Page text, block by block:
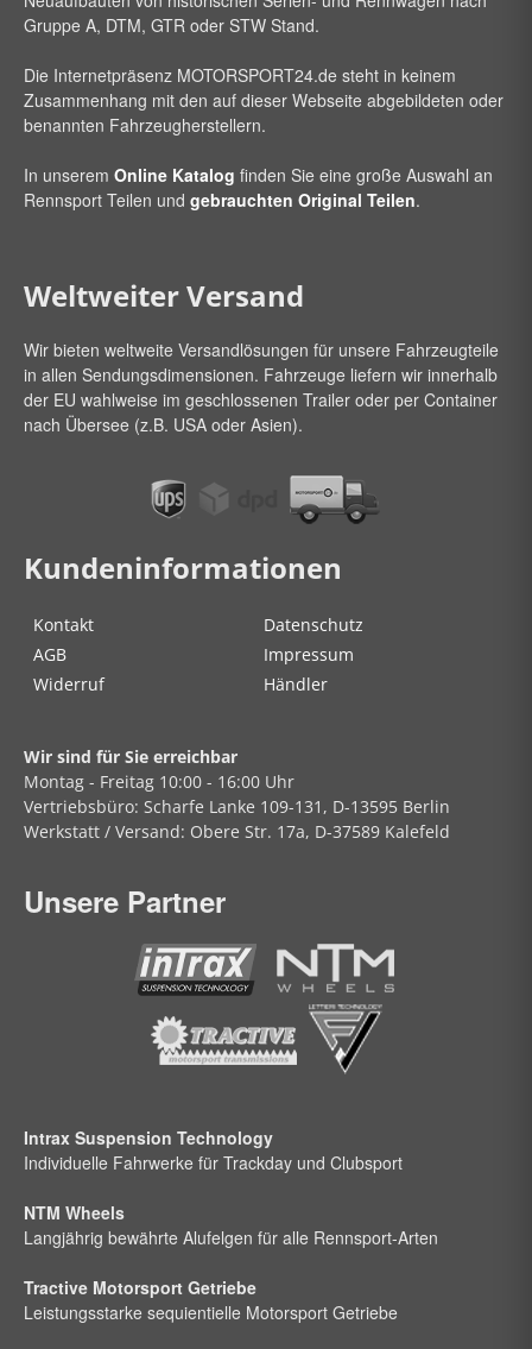
Gruppe A, DTM, GTR oder STW Stand.
Die Internetpräsenz MOTORSPORT24.de steht in keinem
Zusammenhang mit den auf dieser Webseite abgebildeten oder
benannten Fahrzeugherstellern.
In unserem Online Katalog finden Sie eine große Auswahl an
Rennsport Teilen und gebrauchten Original Teilen.
Weltweiter Versand
Wir bieten weltweite Versandlösungen für unsere Fahrzeugteile
in allen Sendungsdimensionen. Fahrzeuge liefern wir innerhalb
der EU wahlweise im geschlossenen Trailer oder per Container
nach Übersee (z.B. USA oder Asien).
Kundeninformationen
Kontakt
Datenschutz
AGB
Impressum
Widerruf
Händler
Wir sind für Sie erreichbar
Montag - Freitag 10:00 - 16:00 Uhr
Vertriebsbüro: Scharfe Lanke 109-131, D-13595 Berlin
Werkstatt / Versand: Obere Str. 17a, D-37589 Kalefeld
Unsere Partner
Intrax Suspension Technology
Individuelle Fahrwerke für Trackday und Clubsport
NTM Wheels
Langjährig bewährte Alufelgen für alle Rennsport-Arten
Tractive Motorsport Getriebe
Leistungsstarke sequientielle Motorsport Getriebe